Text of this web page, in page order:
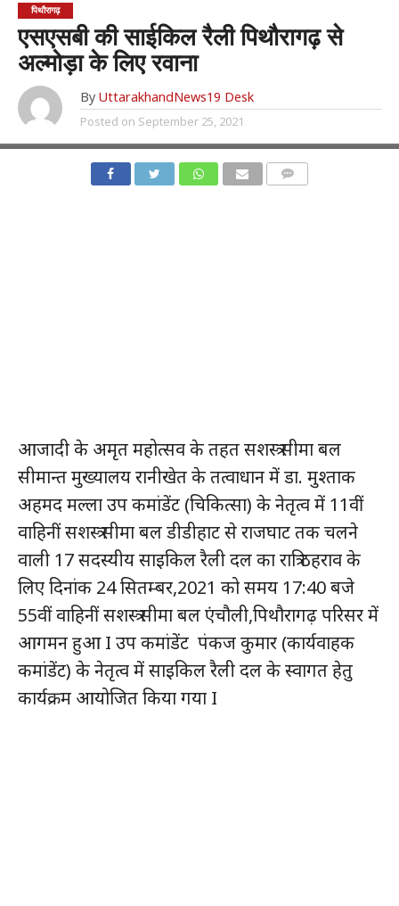
पिथौरागढ़
एसएसबी की साईकिल रैली पिथौरागढ़ से
अल्मोड़ा के लिए रवाना
By UttarakhandNews19 Desk
Posted on September 25, 2021
आजादी के अमृत महोत्सव के तहत सशस्त्र सीमा बल
सीमान्त मुख्यालय रानीखेत के तत्वाधान में डा. मुश्ताक
अहमद मल्ला उप कमांडेंट (चिकित्सा) के नेतृत्व में 11वीं
वाहिनीं सशस्त्र सीमा बल डीडीहाट से राजघाट तक चलने
वाली 17 सदस्यीय साइकिल रैली दल का रात्रि ठहराव के
लिए दिनांक 24 सितम्बर,2021 को समय 17:40 बजे
55वीं वाहिनीं सशस्त्र सीमा बल एंचौली,पिथौरागढ़ परिसर में
आगमन हुआ I उप कमांडेंट पंकज कुमार (कार्यवाहक
कमांडेंट) के नेतृत्व में साइकिल रैली दल के स्वागत हेतु
कार्यक्रम आयोजित किया गया I